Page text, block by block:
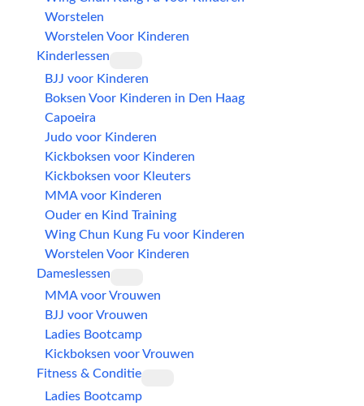
Worstelen
Worstelen Voor Kinderen
Kinderlessen
BJJ voor Kinderen
Boksen Voor Kinderen in Den Haag
Capoeira
Judo voor Kinderen
Kickboksen voor Kinderen
Kickboksen voor Kleuters
MMA voor Kinderen
Ouder en Kind Training
Wing Chun Kung Fu voor Kinderen
Worstelen Voor Kinderen
Dameslessen
MMA voor Vrouwen
BJJ voor Vrouwen
Ladies Bootcamp
Kickboksen voor Vrouwen
Fitness & Conditie
Ladies Bootcamp